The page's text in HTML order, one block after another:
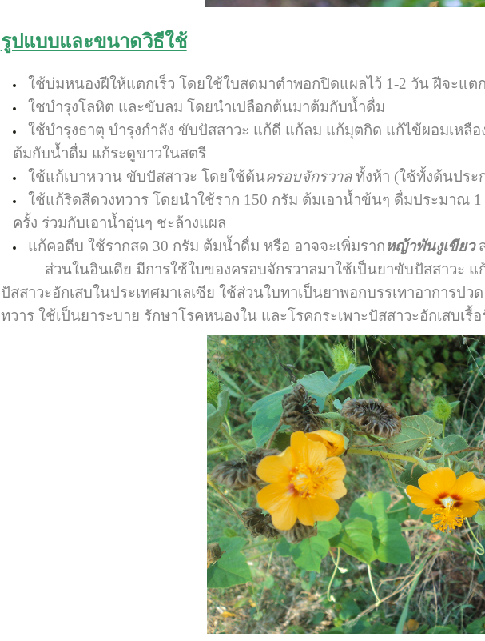
รูปแบบและขนาดวิธีใช้
ใช้บ่มหนองฝีให้แตกเร็ว โดยใช้ใบสดมาตำพอกปิดแผลไว้ 1-2 วัน ฝีจะแต
ใชบำรุงโลหิต และขับลม โดยนำเปลือกต้นมาต้มกับน้ำดื่ม
ใช้บำรุงธาตุ บำรุงกำลัง ขับปัสสาวะ แก้ดี แก้ลม แก้มุตกิด แก้ไข้ผอมเหลื
ต้มกับน้ำดื่ม แก้ระดูขาวในสตรี
ใช้แก้เบาหวาน ขับปัสสาวะ โดยใช้ต้นครอบจักรวาลทั้งห้า (ใช้ทั้งต้นประ
ใช้แก้ริดสีดวงทวาร โดยนำใช้ราก 150 กรัม ต้มเอาน้ำข้นๆ ดื่มประมาณ
ครั้ง ร่วมกับเอาน้ำอุ่นๆ ชะล้างแผล
แก้คอตีบ ใช้รากสด 30 กรัม ต้มน้ำดื่ม หรือ อาจจะเพิ่มรากหญ้าพันงูเขียว
ส่วนในอินเดีย มีการใช้ใบของครอบจักรวาลมาใช้เป็นยาขับปัสสาวะ แก้
ปัสสาวะอักเสบในประเทศมาเลเซีย ใช้ส่วนใบทาเป็นยาพอกบรรเทาอาการป
ทวาร ใช้เป็นยาระบาย รักษาโรคหนองใน และโรคกระเพาะปัสสาวะอักเสบเรื้อ